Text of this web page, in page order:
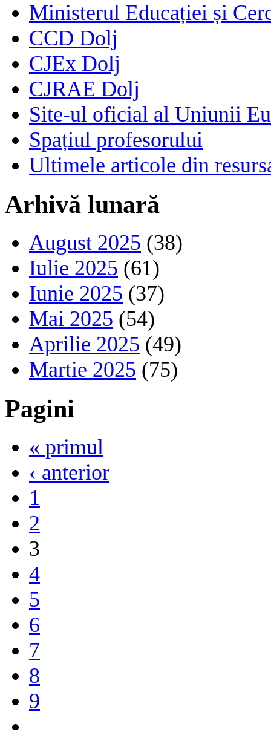
Ministerul Educației și
CCD Dolj
CJEx Dolj
CJRAE Dolj
Site-ul oficial al Uniunii
Spațiul profesorului
Ultimele articole din
Arhivă lunară
August 2025 (38)
Iulie 2025 (61)
Iunie 2025 (37)
Mai 2025 (54)
Aprilie 2025 (49)
Martie 2025 (75)
Pagini
« primul
‹ anterior
1
2
3
4
5
6
7
8
9